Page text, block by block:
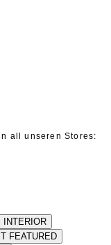
all unseren Stores:
INTERIOR
FEATURED